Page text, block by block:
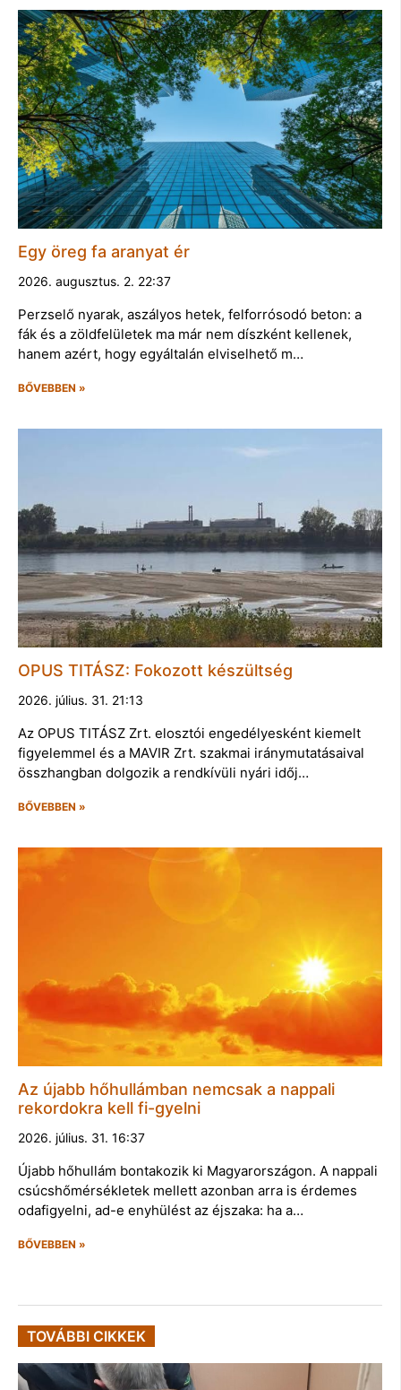
Egy öreg fa aranyat ér
2026. augusztus. 2. 22:37
Perzselő nyarak, aszályos hetek, felforrósodó beton: a
fák és a zöldfelületek ma már nem díszként kellenek,
hanem azért, hogy egyáltalán elviselhető m…
BŐVEBBEN »
OPUS TITÁSZ: Fokozott készültség
2026. július. 31. 21:13
Az OPUS TITÁSZ Zrt. elosztói engedélyesként kiemelt
figyelemmel és a MAVIR Zrt. szakmai iránymutatásaival
összhangban dolgozik a rendkívüli nyári időj…
BŐVEBBEN »
Az újabb hőhullámban nemcsak a nappali
rekordokra kell fi-gyelni
2026. július. 31. 16:37
Újabb hőhullám bontakozik ki Magyarországon. A nappali
csúcshőmérsékletek mellett azonban arra is érdemes
odafigyelni, ad-e enyhülést az éjszaka: ha a…
BŐVEBBEN »
TOVÁBBI CIKKEK